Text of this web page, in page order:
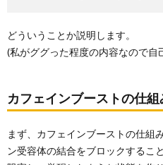
どういうことか説明します。
(私がググった程度の内容なので自
カフェインブーストの仕組
まず、カフェインブーストの仕組
ン受容体の結合をブロックするこ